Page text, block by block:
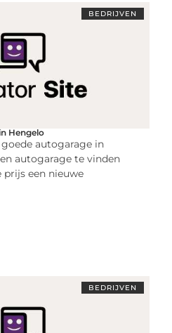
BEDRIJVEN
Hengelo
autogarage in
autogarage te vinden
prijs een nieuwe
BEDRIJVEN